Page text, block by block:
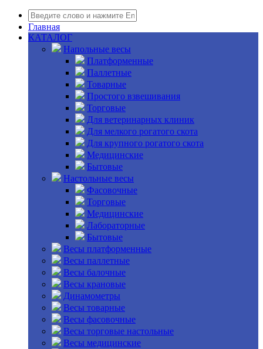
Главная
КАТАЛОГ
Напольные весы
Платформенные
Паллетные
Товарные
Простого взвешивания
Торговые
Для ветеринарных клиник
Для мелкого рогатого скота
Для крупного рогатого скота
Медицинские
Бытовые
Настольные весы
Фасовочные
Торговые
Медицинские
Лабораторные
Бытовые
Весы платформенные
Весы паллетные
Весы балочные
Весы крановые
Динамометры
Весы товарные
Весы фасовочные
Весы торговые настольные
Весы медицинские